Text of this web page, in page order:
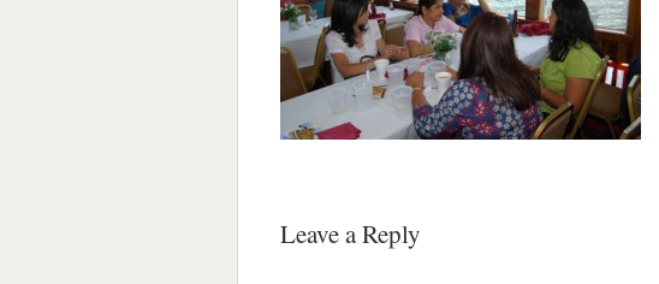
Leave a Reply